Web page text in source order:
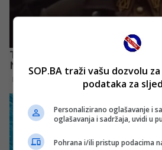
SOP.BA traži vašu dozvolu
podataka za
Personalizirano oglašavanje i
oglašavanja i sadržaja, uvidi u
Pohrana i/ili pristup podacima